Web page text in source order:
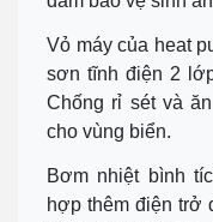
Vỏ máy của heat
sơn tĩnh điện 2
Chống rỉ sét và
cho vùng biển.
Bơm nhiệt bình
hợp thêm điện trở